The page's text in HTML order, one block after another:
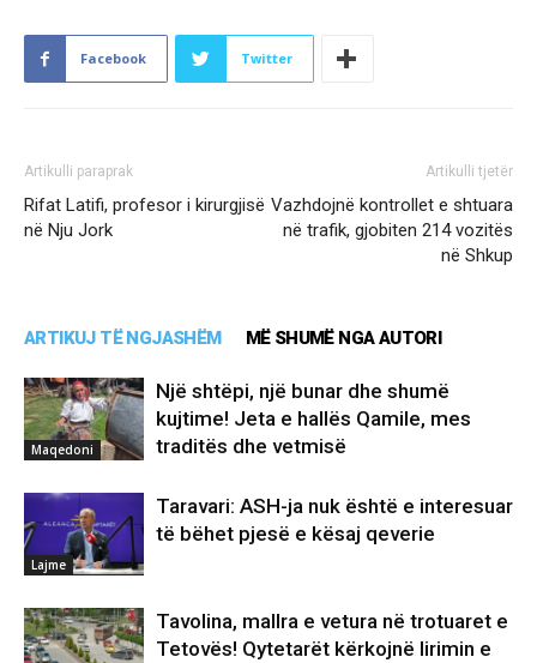
Facebook Twitter
Artikulli paraprak
Rifat Latifi, profesor i kirurgjisë
në Nju Jork
Artikulli tjetër
Vazhdojnë kontrollet e shtuara
në trafik, gjobiten 214 vozitës
në Shkup
ARTIKUJ TË NGJASHËM MË SHUMË NGA AUTORI
Maqedoni
Një shtëpi, një bunar dhe shumë
kujtime! Jeta e hallës Qamile, mes
traditës dhe vetmisë
Lajme
Taravari: ASH-ja nuk është e interesuar
të bëhet pjesë e kësaj qeverie
Tavolina, mallra e vetura në trotuaret e
Tetovës! Qytetarët kërkojnë lirimin e